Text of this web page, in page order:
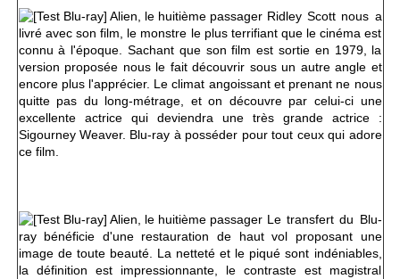
Ridley Scott nous a
livré avec son film, le monstre le plus terrifiant que le cinéma est
connu à l'époque. Sachant que son film est sortie en 1979, la
version proposée nous le fait découvrir sous un autre angle et
encore plus l'apprécier. Le climat angoissant et prenant ne nous
quitte pas du long-métrage, et on découvre par celui-ci une
excellente actrice qui deviendra une très grande actrice :
Sigourney Weaver. Blu-ray à posséder pour tout ceux qui adore
ce film.
Le transfert du Blu-
ray bénéficie d'une restauration de haut vol proposant une
image de toute beauté. La netteté et le piqué sont indéniables,
la définition est impressionnante, le contraste est magistral